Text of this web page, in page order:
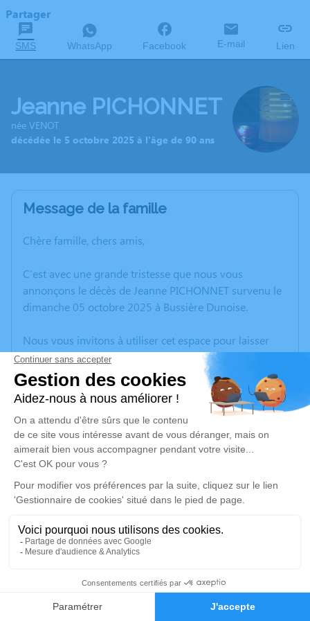
Faire-part Hommages
Partager
SMS WhatsApp Facebook E-mail Lien
Jeanne PICHONNET
née VENOT
décédée le 5 octobre 2025 à l'âge de 90 ans
Message de la famille
Chère famille, chers amis,
C’est avec une grande tristesse que nous vous
annonçons le décès de Jeanne PICHONNET survenu le
dimanche 05 octobre 2025 à Bussière Dunoise.
Nous vous invitons à utiliser cet espace pour laisser
vos condoléances, partager des photos souvenirs, une
anecdote ou exprimer vos pensées à travers des
poèmes ou des textes. Cet endroit est un lieu
d'expression dédié à honorer la mémoire de Jeanne
PICHONNET.
Un service de plantation d’arbre hommage est
disponible ici.
Je rends hommage
Cérémonie religieuse
Église d'Anzême
2, Place de l'Église